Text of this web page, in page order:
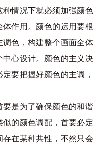
种情况下就必须加强颜色
作用。颜色的运用要根
色，构建整个画面全体
中心设计。颜色的主义决
要把握好颜色的主调，
是为了确保颜色的和谐
的颜色调配，首要必定
在某种共性，不然只会